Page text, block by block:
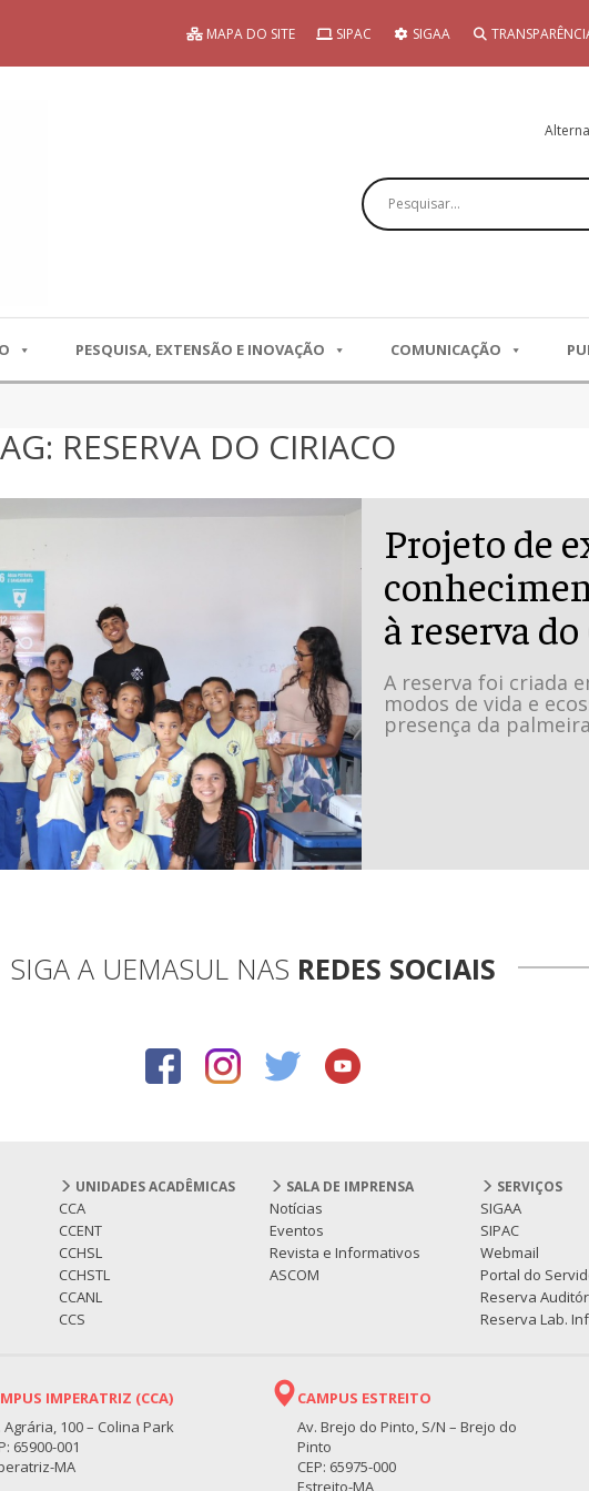
MAPA DO SITE SIPAC SIGAA
Pesquisar
PESQUISA, EXTENSÃO E INOVAÇÃO COMUNICAÇÃO
RESERVA DO CIRIACO
Projeto de
à reserva
A reserva foi criada
modos de vida e
presença da
SIGA A UEMASUL NAS REDES SOCIAIS
UNIDADES ACADÊMICAS
CCA
CCENT
CCHSL
CCHSTL
CCANL
CCS
SALA DE IMPRENSA
Notícias
Eventos
Revista e Informativos
ASCOM
SERVIÇOS
SIGAA
SIPAC
Webmail
Portal do
Reserva
Reserva Lab.
IMPERATRIZ (CCA)
Agrária, 100 – Colina Park
65900-001
MA
CAMPUS ESTREITO
Av. Brejo do Pinto, S/N – Brejo do
Pinto
CEP: 65975-000
Estreito-MA